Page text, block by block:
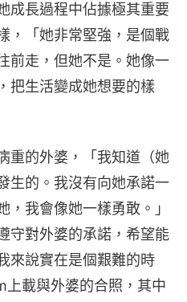
成長過程中佔據極其重要
，「她非常堅強，是個戰
前走，但她不是。她像一
把生活變成她想要的樣
重的外婆，「我知道（她
生的。我沒有向她承諾一
我會像她一樣勇敢。」
守對外婆的承諾，希望能
來說實在是個艱難的時
載與外婆的合照，其中